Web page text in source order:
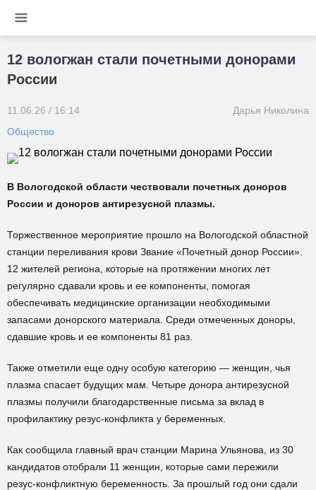
12 вологжан стали почетными донорами
России
11.06.26 / 16:14
Дарья Николина
Общество
В Вологодской области чествовали почетных доноров
России и доноров антирезусной плазмы.
Торжественное мероприятие прошло на Вологодской областной
станции переливания крови Звание «Почетный донор России».
12 жителей региона, которые на протяжении многих лет
регулярно сдавали кровь и ее компоненты, помогая
обеспечивать медицинские организации необходимыми
запасами донорского материала. Среди отмеченных доноры,
сдавшие кровь и ее компоненты 81 раз.
Также отметили еще одну особую категорию — женщин, чья
плазма спасает будущих мам. Четыре донора антирезусной
плазмы получили благодарственные письма за вклад в
профилактику резус-конфликта у беременных.
Как сообщила главный врач станции Марина Ульянова, из 30
кандидатов отобрали 11 женщин, которые сами пережили
резус-конфликтную беременность. За прошлый год они сдали